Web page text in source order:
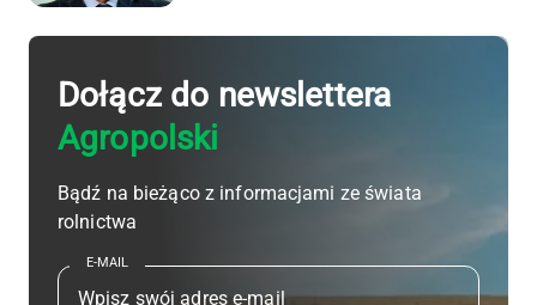
Dołącz do newslettera
Agropolski
Bądź na bieżąco z informacjami ze świata
rolnictwa
E-MAIL